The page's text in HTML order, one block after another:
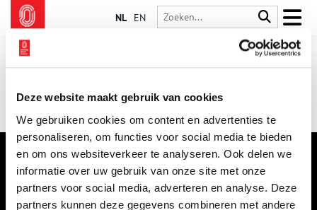
Deze website maakt gebruik van cookies
We gebruiken cookies om content en advertenties te
personaliseren, om functies voor social media te bieden
en om ons websiteverkeer te analyseren. Ook delen we
informatie over uw gebruik van onze site met onze
partners voor social media, adverteren en analyse. Deze
partners kunnen deze gegevens combineren met andere
NL EN
VERHALEN
NIEUWS